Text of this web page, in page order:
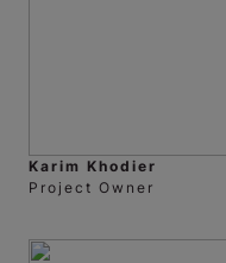
Karim Khodier
Project Owner